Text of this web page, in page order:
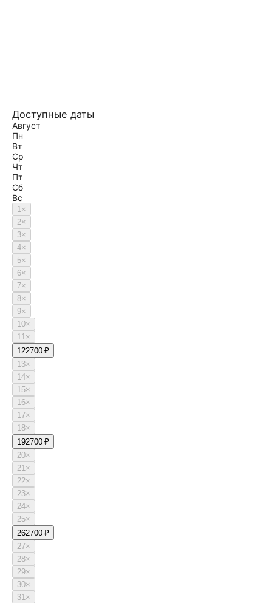
Доступные даты
Август
Пн
Вт
Ср
Чт
Пт
Сб
Вс
1×
2×
3×
4×
5×
6×
7×
8×
9×
10×
11×
122700 ₽
13×
14×
15×
16×
17×
18×
192700 ₽
20×
21×
22×
23×
24×
25×
262700 ₽
27×
28×
29×
30×
31×